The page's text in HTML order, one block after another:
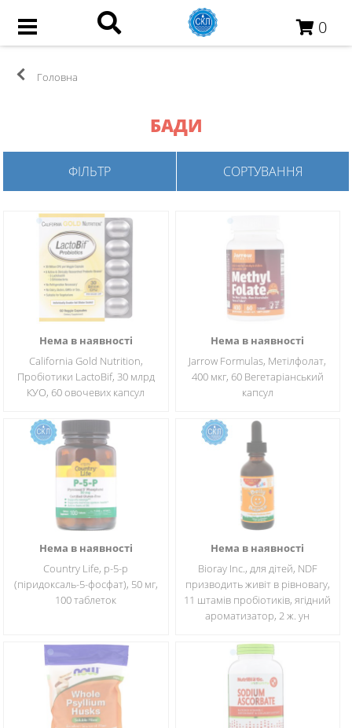
0
Головна
БАДИ
ФІЛЬТР СОРТУВАННЯ
Нема в наявності
California Gold Nutrition,
Пробіотики LactoBif, 30 млрд
КУО, 60 овочевих капсул
Нема в наявності
Jarrow Formulas, Метілфолат,
400 мкг, 60 Вегетаріанський
капсул
Нема в наявності
Country Life, p-5-p
(піридоксаль-5-фосфат), 50 мг,
100 таблеток
Нема в наявності
Bioray Inc., для дітей, NDF
призводить живіт в рівновагу,
11 штамів пробіотиків, ягідний
ароматизатор, 2 ж. ун